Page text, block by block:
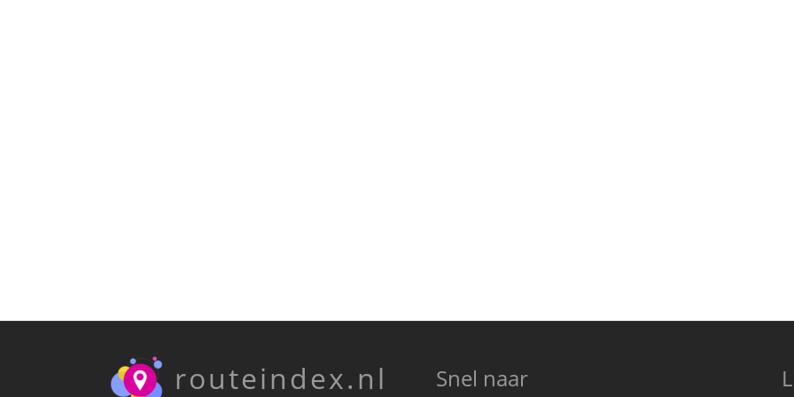
routeindex.nl Snel naar